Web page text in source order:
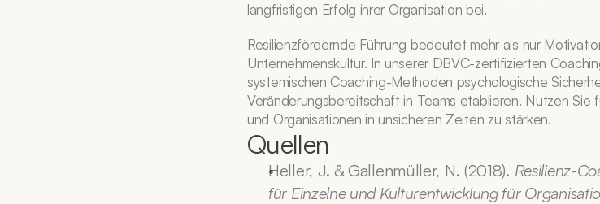
langfristigen Erfolg ihrer Organisation bei.
Resilienzfördernde Führung bedeutet mehr als nur
Unternehmenskultur. In unserer DBVC-zertifizierten
systemischen Coaching-Methoden psychologische
Veränderungsbereitschaft in Teams etablieren. Nutzen Sie
und Organisationen in unsicheren Zeiten zu stärken.
Quellen
Heller, J. & Gallenmüller, N. (2018). Resilienz-
für Einzelne und Kulturentwicklung für